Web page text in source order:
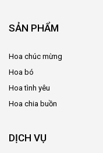
SẢN PHẨM
Hoa chúc mừng
Hoa bó
Hoa tình yêu
Hoa chia buồn
DỊCH VỤ